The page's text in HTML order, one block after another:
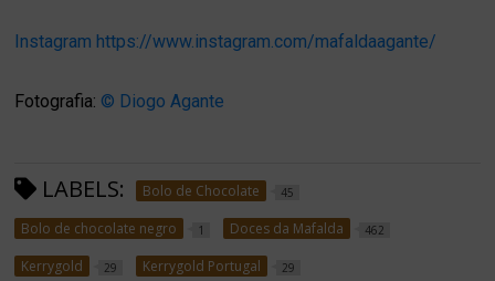
Instagram https://www.instagram.com/mafaldaagante/
Fotografia: © Diogo Agante
LABELS: Bolo de Chocolate 45
Bolo de chocolate negro 1 Doces da Mafalda 462
Kerrygold 29 Kerrygold Portugal 29